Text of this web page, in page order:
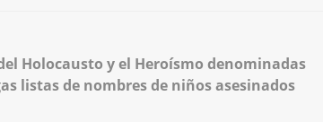
Holocausto y el Heroísmo denominadas
listas de nombres de niños asesinados